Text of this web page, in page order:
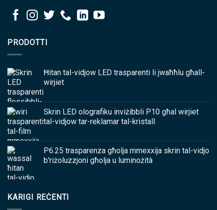
PRODOTTI
Ħitan tal-vidjow LED trasparenti li jwaħħlu għall-
wirjiet
Skrin LED olografiku inviżibbli P10 għal wirjiet
tal-vidjow tar-reklamar tal-kristall
P6.25 trasparenza għolja mmexxija skrin tal-vidjo
b'riżoluzzjoni għolja u luminożità
KARIGI REĊENTI